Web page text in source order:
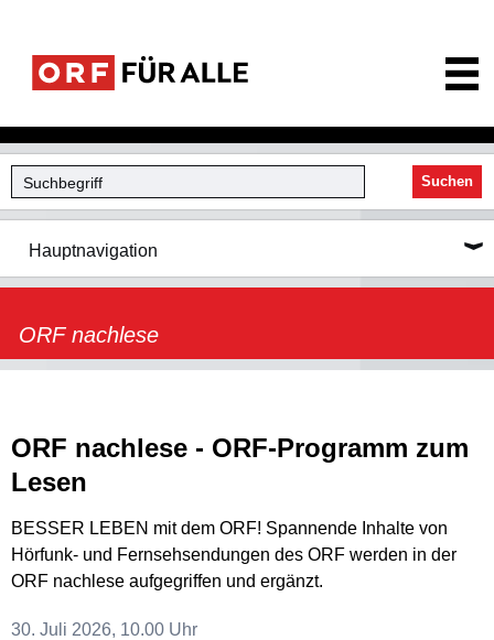
Suchen
Hauptnavigation
ORF nachlese
ORF nachlese - ORF-Programm zum
Lesen
BESSER LEBEN mit dem ORF! Spannende Inhalte von
Hörfunk- und Fernsehsendungen des ORF werden in der
ORF nachlese aufgegriffen und ergänzt.
30. Juli 2026, 10.00 Uhr